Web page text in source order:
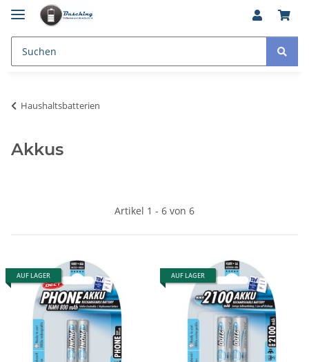
Haushaltsbatterien
Akkus
Artikel 1 - 6 von 6
AUF LAGER AUF LAGER